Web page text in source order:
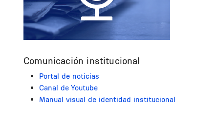
Comunicación institucional
Portal de noticias
Canal de Youtube
Manual visual de identidad institucional